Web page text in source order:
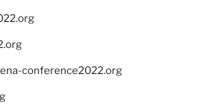
conference2022.org